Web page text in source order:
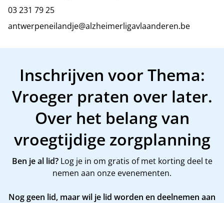
03 231 79 25
antwerpeneilandje@alzheimerligavlaanderen.be
Inschrijven voor Thema:
Vroeger praten over later.
Over het belang van
vroegtijdige zorgplanning
Ben je al lid?Log je in om gratis of met korting deel te
nemen aan onze evenementen.
Nog geen lid, maar wil je lid worden en deelnemen aan